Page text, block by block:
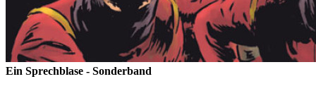
Ein Sprechblase - Sonderband